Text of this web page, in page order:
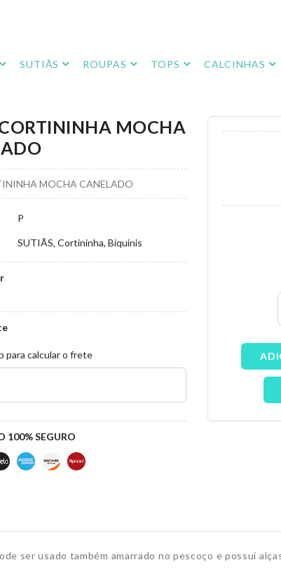
SUTIÃS ROUPAS TOPS CALCINHAS
MOCHA
MOCHA CANELADO
P
SUTIÃS, Cortininha, Biquinis
para calcular o frete
100% SEGURO
ser usado também amarrado no pescoço e possui